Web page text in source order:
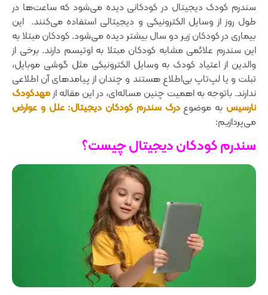
سندرم کودک دیجیتال در کودکانی دیده می‌شود که ساعت‌ها در
طول روز از وسایل الکترونیکی و دیجیتالی استفاده می‌کنند. این
بیماری در کودکان زیر دو سال بیشتر دیده می‌شود. کودکان مبتلا به
این سندرم علائمی ‌مشابه کودکان مبتلا به اوتیسم دارند. برخی از
والدین از اعتیاد کودک به وسایل الکترونیکی مثل گوشی موبایل،
تبلت و یا لپ‌تاپ بی‌اطلاع هستند و چندان از پیامدهای آن اطلاعی
ندارند. باتوجه به اهمیت چنین مساله‌ای، در این مقاله ازمهدکودک
نارسیس به موضوعدرک سندرم کودکان دیجیتال: علل و عوارض
می‌پردازیم:
سندرم کودکان دیجیتال چیست؟